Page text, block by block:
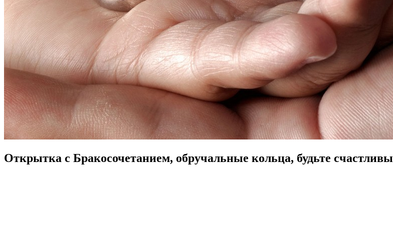
Открытка с Бракосочетанием, обручальные кольца, будьте счастливы